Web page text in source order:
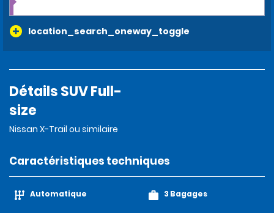
location_search_oneway_toggle
Détails SUV Full-
size
Nissan X-Trail ou similaire
Caractéristiques techniques
Automatique 3 Bagages